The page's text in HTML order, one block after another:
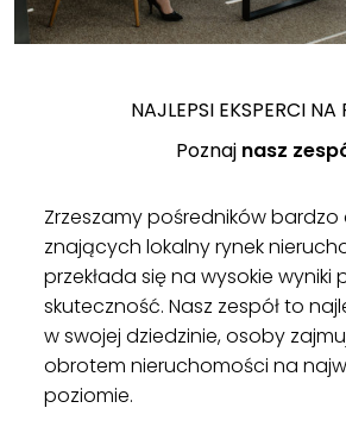
NAJLEPSI EKSPERCI NA
Poznaj nasz
Zrzeszamy pośredników bardzo
znających lokalny rynek
przekłada się na wysokie wyniki
skuteczność. Nasz zespół to
w swojej dziedzinie, osoby
obrotem nieruchomości na
poziomie.